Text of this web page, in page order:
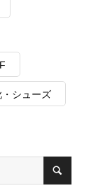
シューズ